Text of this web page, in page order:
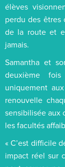
élèves
perdu des êtres
de la route et
jamais.
Samantha et
deuxième
uniquement
renouvelle
sensibilisée aux
les facultés
« C’est difficile
impact réel sur